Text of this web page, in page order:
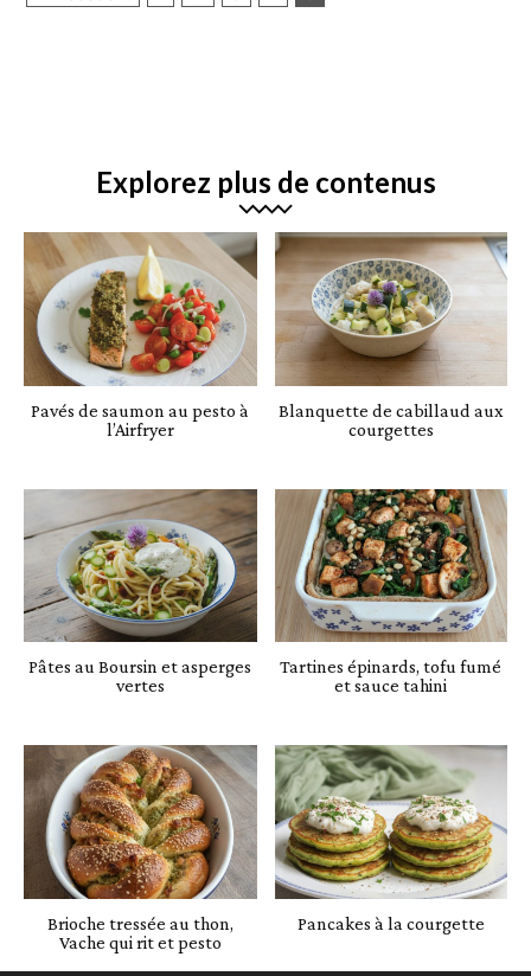
Explorez plus de contenus
Pavés de saumon au pesto à
l’Airfryer
Blanquette de cabillaud aux
courgettes
Pâtes au Boursin et asperges
vertes
Tartines épinards, tofu fumé
et sauce tahini
Brioche tressée au thon,
Vache qui rit et pesto
Pancakes à la courgette